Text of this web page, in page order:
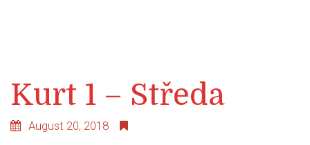
Kurt 1 – Středa
August 20, 2018